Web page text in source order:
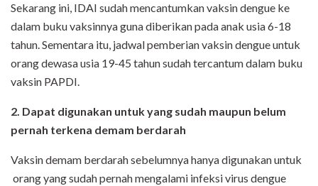
Sekarang ini, IDAI sudah mencantumkan vaksin dengue ke
dalam buku vaksinnya guna diberikan pada anak usia 6-18
tahun. Sementara itu, jadwal pemberian vaksin dengue untuk
orang dewasa usia 19-45 tahun sudah tercantum dalam buku
vaksin PAPDI.
2. Dapat digunakan untuk yang sudah maupun belum
pernah terkena demam berdarah
Vaksin demam berdarah sebelumnya hanya digunakan untuk
orang yang sudah pernah mengalami infeksi virus dengue